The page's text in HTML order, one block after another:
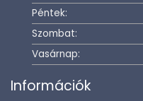
Péntek:
Szombat:
Vasárnap:
Információk